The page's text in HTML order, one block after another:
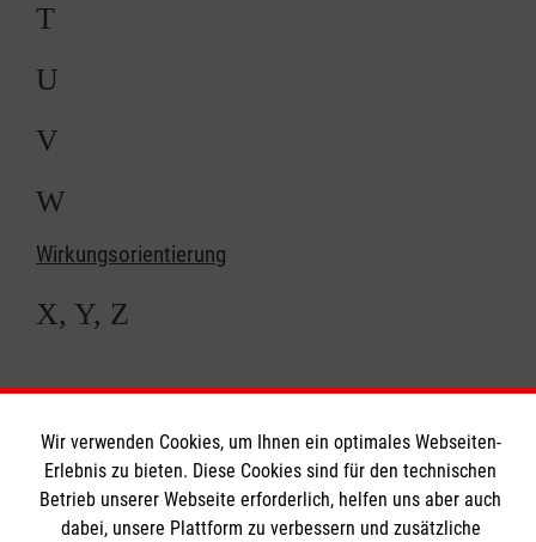
T
U
V
W
Wirkungsorientierung
X, Y, Z
Spenden
Wir verwenden Cookies, um Ihnen ein optimales Webseiten-
Erlebnis zu bieten. Diese Cookies sind für den technischen
Betrieb unserer Webseite erforderlich, helfen uns aber auch
dabei, unsere Plattform zu verbessern und zusätzliche